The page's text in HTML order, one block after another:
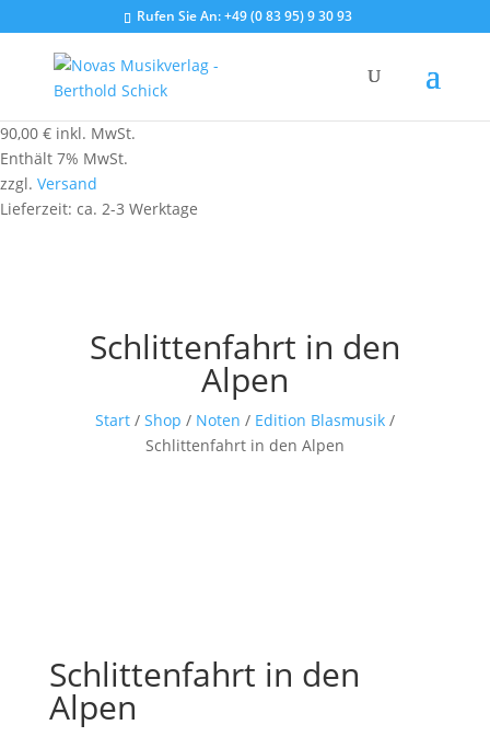
Rufen Sie An:+49 (0 83 95) 9 30 93
90,00 € inkl. MwSt.
Enthält 7% MwSt.
zzgl. Versand
Lieferzeit: ca. 2-3 Werktage
Schlittenfahrt in den
Alpen
Start/ Shop / Noten / Edition Blasmusik/
Schlittenfahrt in den Alpen
Schlittenfahrt in den
Alpen